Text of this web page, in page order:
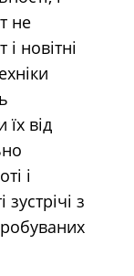
не
новітні
їх від
і
зустрічі з